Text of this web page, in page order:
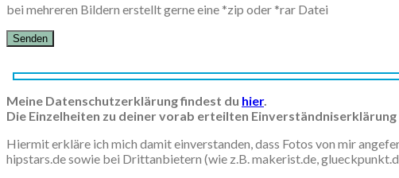
bei mehreren Bildern erstellt gerne eine *zip oder *rar Datei
Meine Datenschutzerklärung findest du hier.
Die Einzelheiten zu deiner vorab erteilten
Hiermit erkläre ich mich damit einverstanden, dass Fotos von mir
hipstars.de sowie bei Drittanbietern (wie z.B. makerist.de,